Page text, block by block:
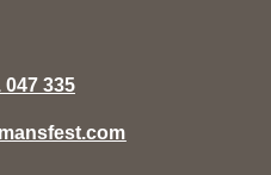
047 335